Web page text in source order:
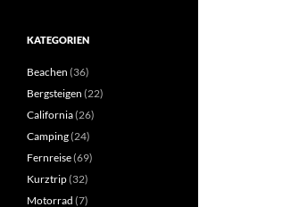
KATEGORIEN
Beachen (36)
Bergsteigen (22)
California(26)
Camping(24)
Fernreise(69)
Kurztrip(32)
Motorrad (7)